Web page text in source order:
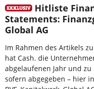
Hitliste
Statements:
Global AG
Im Rahmen des Artikels
hat Cash. die
abgelaufenen Jahr und
sofern abgegeben – hier